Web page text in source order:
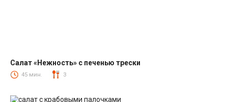
Салаты из печени трески
Салат «Нежность» с печенью трески
45 мин. 3